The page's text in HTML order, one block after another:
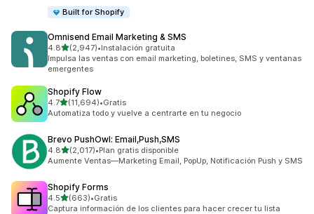
Built for Shopify
Omnisend Email Marketing & SMS
4.8de 5 estrellas
(2,947)
2947 reseñas en total
•Instalación gratuita
Impulsa las ventas con email marketing, boletines, SMS y ventanas
emergentes
Shopify Flow
4.7de 5 estrellas
(11,694)
11694 reseñas en total
•Gratis
Automatiza todo y vuelve a centrarte en tu negocio
Brevo PushOwl: Email,Push,SMS
4.8de 5 estrellas
(2,017)
2017 reseñas en total
•Plan gratis disponible
Aumente Ventas—Marketing Email, PopUp, Notificación Push y SMS
Shopify Forms
4.5de 5 estrellas
(663)
663 reseñas en total
•Gratis
Captura información de los clientes para hacer crecer tu lista